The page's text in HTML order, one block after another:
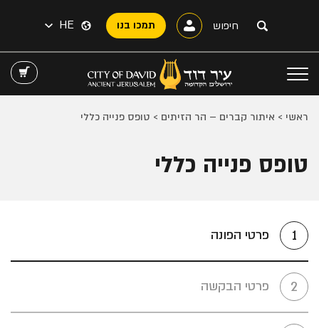
תמכו בנו HE
ראשי > איתור קברים – הר הזיתים > טופס פנייה כללי
טופס פנייה כללי
1 פרטי הפונה
2 פרטי הבקשה